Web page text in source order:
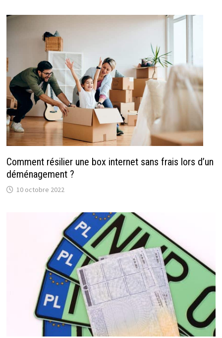
Comment résilier une box internet sans frais lors d’un
déménagement ?
10 octobre 2022